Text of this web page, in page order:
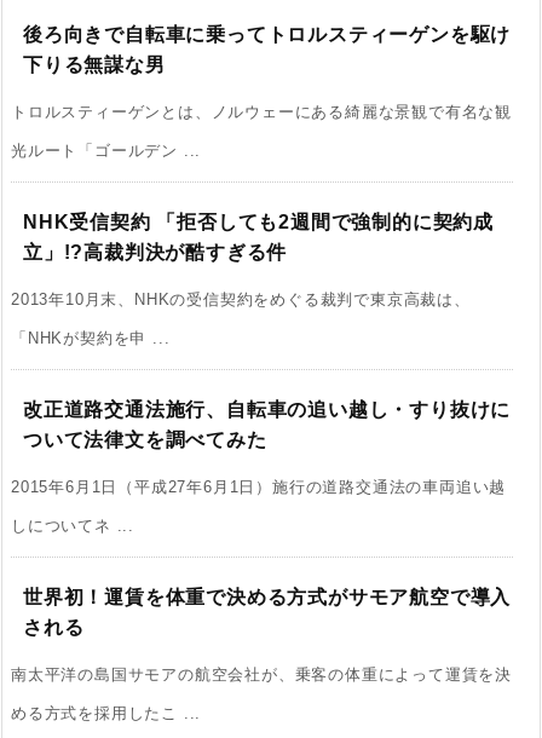
後ろ向きで自転車に乗ってトロルスティーゲンを駆け
下りる無謀な男
トロルスティーゲンとは、ノルウェーにある綺麗な景観で有名な観
光ルート「ゴールデン ...
NHK受信契約 「拒否しても2週間で強制的に契約成
立」!?高裁判決が酷すぎる件
2013年10月末、NHKの受信契約をめぐる裁判で東京高裁は、
「NHKが契約を申 ...
改正道路交通法施行、自転車の追い越し・すり抜けに
ついて法律文を調べてみた
2015年6月1日（平成27年6月1日）施行の道路交通法の車両追い越
しについてネ ...
世界初！運賃を体重で決める方式がサモア航空で導入
される
南太平洋の島国サモアの航空会社が、乗客の体重によって運賃を決
める方式を採用したこ ...